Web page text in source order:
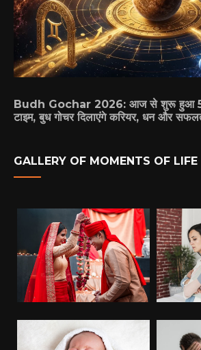
Budh Gochar 2026: आज से शुरू हुआ 5
टाइम, बुध गोचर दिलाएंगे करियर, धन और
GALLERY OF MOMENTS OF LIFE